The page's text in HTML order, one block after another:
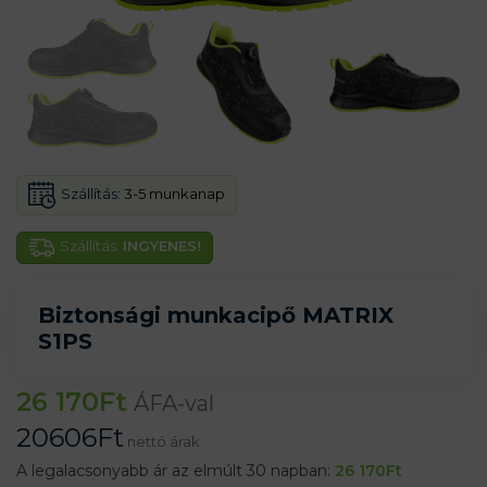
Biztonsági munkacipő MATRIX
S1PS
Szállítás: INGYENES!
Szállítás: 3-5 munkanap
26 170Ft ÁFA-val
20606Ft nettó árak
A legalacsonyabb ár az elmúlt 30 napban: 26 170Ft